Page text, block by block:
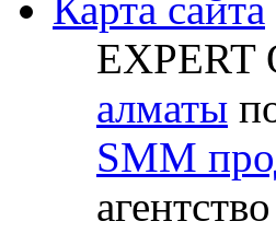
алматы
SMM